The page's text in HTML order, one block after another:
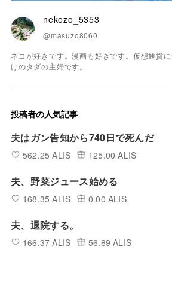
nekozo_5353
@masuzo8060
ネコが好きです。漫画も好きです。仮想通貨
けのタダの主婦です。
投稿者の人気記事
夫はガン告知から740日で死んだ
562.25 ALIS 125.00 ALIS
夫、野菜ジュース始める
168.35 ALIS 0.00 ALIS
夫、退院する。
166.37 ALIS 56.89 ALIS